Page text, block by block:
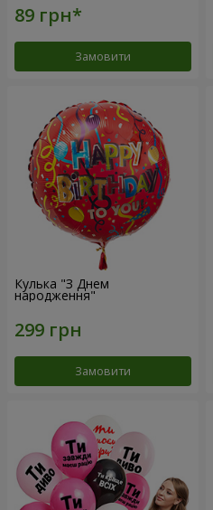
Замовити
Кулька "З Днем
народження"
Замовити